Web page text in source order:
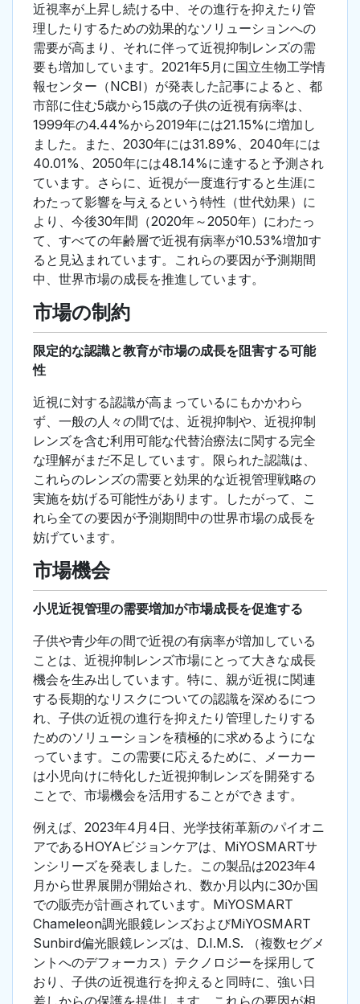
近視率が上昇し続ける中、その進行を抑えたり管
理したりするための効果的なソリューションへの
需要が高まり、それに伴って近視抑制レンズの需
要も増加しています。2021年5月に国立生物工学情
報センター（NCBI）が発表した記事によると、都
市部に住む5歳から15歳の子供の近視有病率は、
1999年の4.44%から2019年には21.15%に増加し
ました。また、2030年には31.89%、2040年には
40.01%、2050年には48.14%に達すると予測され
ています。さらに、近視が一度進行すると生涯に
わたって影響を与えるという特性（世代効果）に
より、今後30年間（2020年～2050年）にわたっ
て、すべての年齢層で近視有病率が10.53%増加す
ると見込まれています。これらの要因が予測期間
中、世界市場の成長を推進しています。
市場の制約
限定的な認識と教育が市場の成長を阻害する可能
性
近視に対する認識が高まっているにもかかわら
ず、一般の人々の間では、近視抑制や、近視抑制
レンズを含む利用可能な代替治療法に関する完全
な理解がまだ不足しています。限られた認識は、
これらのレンズの需要と効果的な近視管理戦略の
実施を妨げる可能性があります。したがって、こ
れら全ての要因が予測期間中の世界市場の成長を
妨げています。
市場機会
小児近視管理の需要増加が市場成長を促進する
子供や青少年の間で近視の有病率が増加している
ことは、近視抑制レンズ市場にとって大きな成長
機会を生み出しています。特に、親が近視に関連
する長期的なリスクについての認識を深めるにつ
れ、子供の近視の進行を抑えたり管理したりする
ためのソリューションを積極的に求めるようにな
っています。この需要に応えるために、メーカー
は小児向けに特化した近視抑制レンズを開発する
ことで、市場機会を活用することができます。
例えば、2023年4月4日、光学技術革新のパイオニ
アであるHOYAビジョンケアは、MiYOSMARTサ
ンシリーズを発表しました。この製品は2023年4
月から世界展開が開始され、数か月以内に30か国
での販売が計画されています。MiYOSMART
Chameleon調光眼鏡レンズおよびMiYOSMART
Sunbird偏光眼鏡レンズは、D.I.M.S. （複数セグメ
ントへのデフォーカス）テクノロジーを採用して
おり、子供の近視進行を抑えると同時に、強い日